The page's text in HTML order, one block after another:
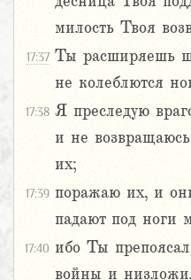
милость Твоя
17:37 Ты расширяешь
не колеблются
17:38 Я преследую
и не
их;
17:39 поражаю их, и
падают под ноги
17:40 ибо Ты
войны и